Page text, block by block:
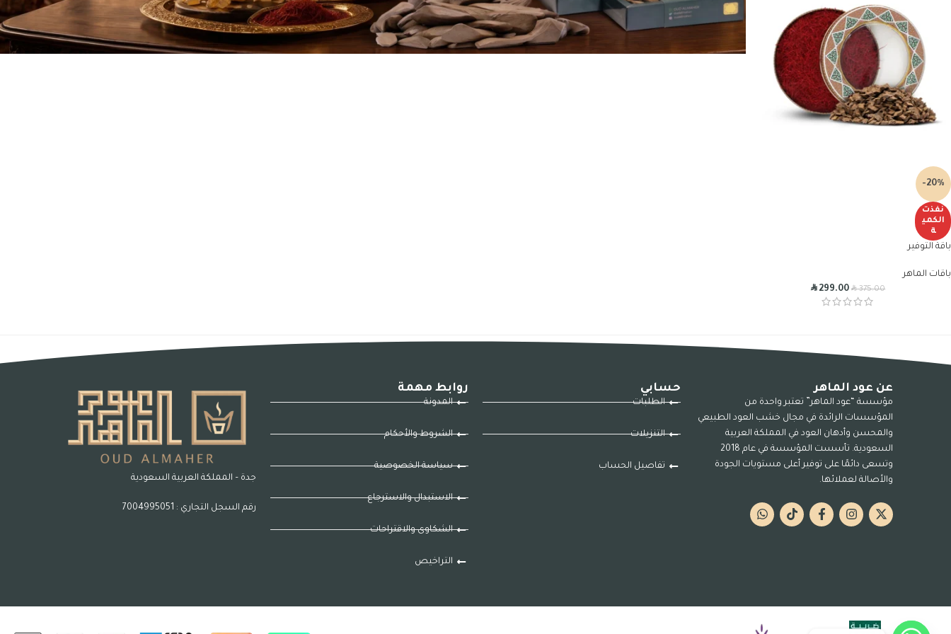
-20%
نفذت
الكمي
ة
باقة التوفير
باقات الماهر
R375.00
R299.00
عن عود الماهر
مؤسسة “عود الماهر” تعتبر واحدة من
المؤسسات الرائدة في مجال خشب العود الطبيعي
والمحسن وأدهان العود في المملكة العربية
السعودية. تأسست المؤسسة في عام 2018
وتسعى دائمًا على توفير أعلى مستويات الجودة
والأصالة لعملائها.
حسابي
الطلبات
التنزيلات
تفاصيل الحساب
روابط مهمة
المدونة
الشروط والأحكام
سياسة الخصوصية
الاستبدال والاسترجاع
الشكاوى والاقتراحات
التراخيص
جدة – المملكة العربية السعودية
رقم السجل التجاري : 7004995051